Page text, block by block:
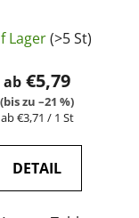
| GreenGuru
ist
4,7
von
5
Sternen.
Lager(>5 St)
ab €5,79
(bis zu –21 %)
Verkaufspreis:
ab €3,71 / 1 St
DETAIL